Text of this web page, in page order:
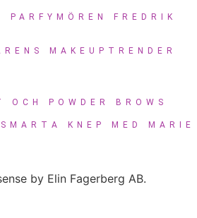
PARFYMÖREN FREDRIK
MAKEUPTRENDER
OCH POWDER BROWS
KNEP MED MARIE
by Elin Fagerberg AB.